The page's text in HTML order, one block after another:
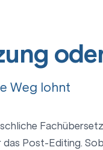
Weg lohnt
Post-Editing.